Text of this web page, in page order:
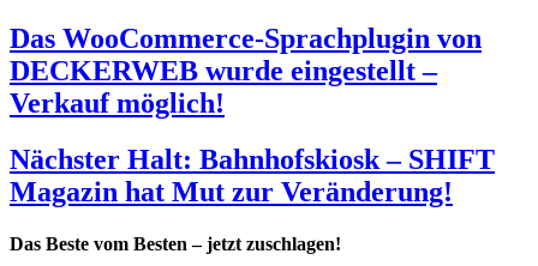
Das WooCommerce-Sprachplugin von
DECKERWEB wurde eingestellt –
Verkauf möglich!
Nächster Halt: Bahnhofskiosk – SHIFT
Magazin hat Mut zur Veränderung!
Das Beste vom Besten – jetzt zuschlagen!